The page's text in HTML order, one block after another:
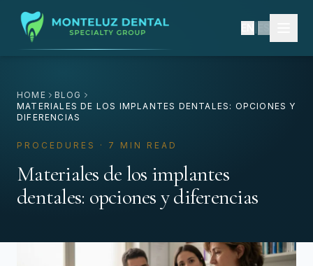
HOME
BLOG
MATERIALES DE LOS IMPLANTES DENTALES: OPCIONES Y
DIFERENCIAS
PROCEDURES · 7 MIN READ
Materiales de los implantes
dentales: opciones y diferencias